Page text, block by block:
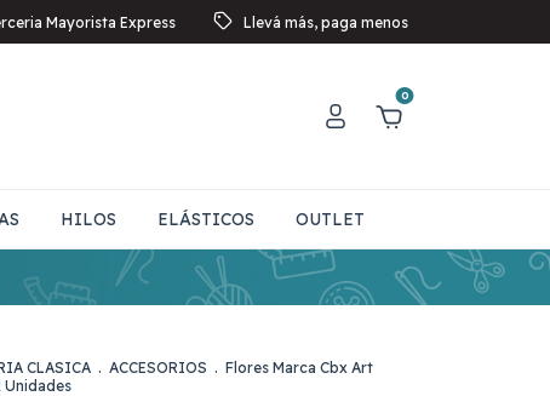
Mayorista Express Llevá más, paga menos
0
HILOS ELÁSTICOS OUTLET
CLASICA . ACCESORIOS . Flores Marca Cbx Art
Unidades